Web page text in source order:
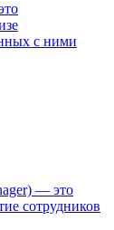
с ними
— это
сотрудников